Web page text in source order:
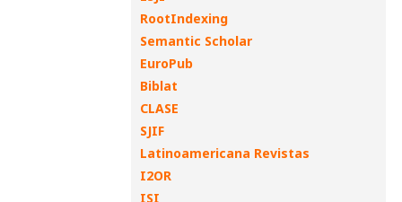
RootIndexing
Semantic Scholar
EuroPub
Biblat
CLASE
SJIF
Latinoamericana Revistas
I2OR
ISI